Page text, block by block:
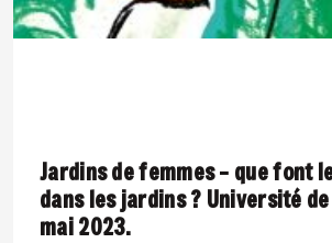
Jardins de femmes – que font
dans les jardins ? Université
mai 2023.